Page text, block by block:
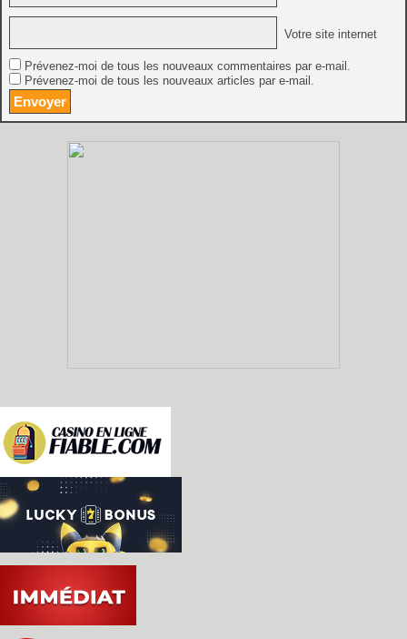
Votre site internet
Prévenez-moi de tous les nouveaux commentaires par e-mail.
Prévenez-moi de tous les nouveaux articles par e-mail.